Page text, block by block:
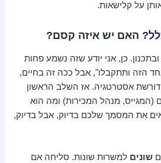
על קלישאות.
האם יש איזה קסם?
כן, אני יודע שזה נשמע פחות
הזה ותתקבלו", אבל ככה זה בחיים,
אסטרטגיה. אז השלב הראשון
(המגייס, מנהל המכירות) ומה הוא
את המסמך שלכם בדיוק, אבל בדיוק,
שונים למשרות שונות. סליחה אם